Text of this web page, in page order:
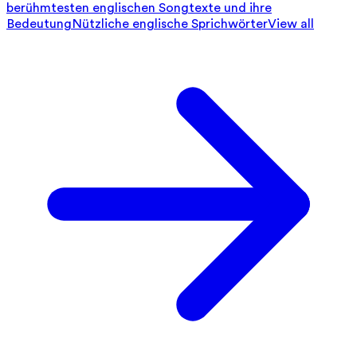
berühmtesten englischen Songtexte und ihre
BedeutungNützliche englische SprichwörterView all